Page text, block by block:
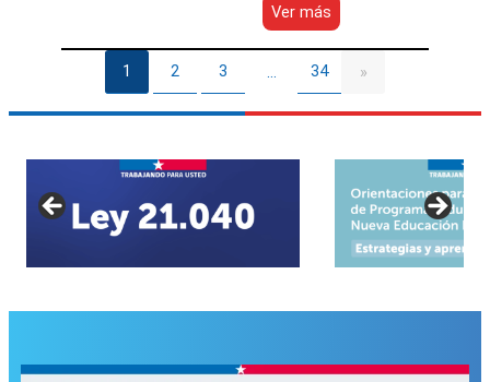
Ver más
“Plan
Verano”:
$700
millones
para
liceos
1 2 3 … 34 »